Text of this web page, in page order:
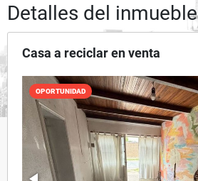
Detalles del inmueble
Casa a reciclar en venta
OPORTUNIDAD